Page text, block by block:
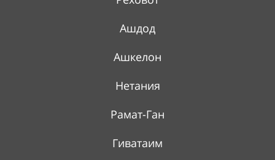
Ашдод
Ашкелон
Нетания
Рамат-Ган
Гиватаим